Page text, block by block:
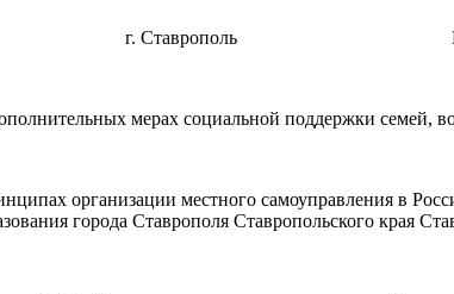
г. г. Ставрополь №
мерах социальной поддержки семей,
организации местного самоуправления в
города Ставрополя Ставропольского края